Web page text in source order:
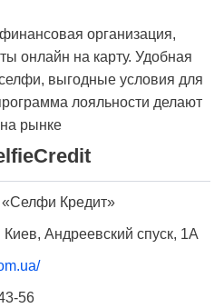
организация,
онлайн на карту. Удобная
выгодные условия для
лояльности делают
рынке
Кредит»
Киев, Андреевский спуск, 1А
56